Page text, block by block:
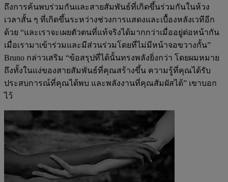
ถึงการค้นพบร่วมกันและสายสัมพันธ์ที่เกิดขึ้นร่วมกันในห้วง
เวลาสั้น ๆ ที่เกิดขึ้นระหว่างช่วงการแสดงและเบื้องหลังเวทีอีก
ด้วย “และเราจะเผยตัวตนที่แท้จริงได้มากกว่าเมื่ออยู่ต่อหน้ากัน
เมื่อเรามาเข้าร่วมและมีส่วนร่วมโดยที่ไม่มีหน้าจอขวางกั้น”
Bruno กล่าวเสริม “ข้อสรุปที่ได้นั้นทรงพลังยิ่งกว่า โดยผมหมาย
ถึงทั้งในแง่ของสายสัมพันธ์ที่คุณสร้างขึ้น ความรู้ที่คุณได้รับ
ประสบการณ์ที่คุณได้พบ และพลังงานที่คุณสัมผัสได้” เขาบอก
ไว้